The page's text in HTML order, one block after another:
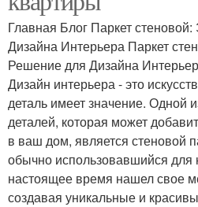
Главная Блог Паркет
Дизайна Интерьера Паркет
Решение для Дизайна
Дизайн интерьера - это
деталь имеет значение. Одной
деталей, которая может
в ваш дом, является стеновой
обычно использовавшийся для
настоящее время нашел свое
создавая уникальные и